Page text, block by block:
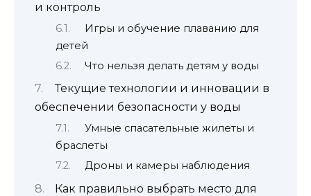
и контроль
Игры и обучение плаванию для
детей
Что нельзя делать детям у воды
Текущие технологии и инновации в
обеспечении безопасности у воды
Умные спасательные жилеты и
браслеты
Дроны и камеры наблюдения
Как правильно выбрать место для